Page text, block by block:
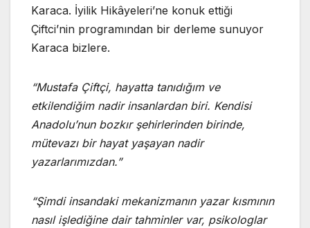
Karaca. İyilik Hikâyeleri’ne konuk ettiği
Çiftci’nin programından bir derleme sunuyor
Karaca bizlere.
“Mustafa Çiftçi, hayatta tanıdığım ve
etkilendiğim nadir insanlardan biri. Kendisi
Anadolu’nun bozkır şehirlerinden birinde,
mütevazı bir hayat yaşayan nadir
yazarlarımızdan.”
“Şimdi insandaki mekanizmanın yazar kısmının
nasıl işlediğine dair tahminler var, psikologlar